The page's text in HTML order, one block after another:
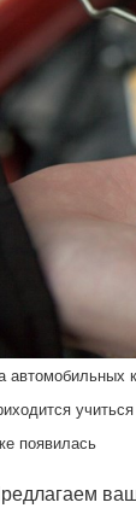
автомобильных
появилась